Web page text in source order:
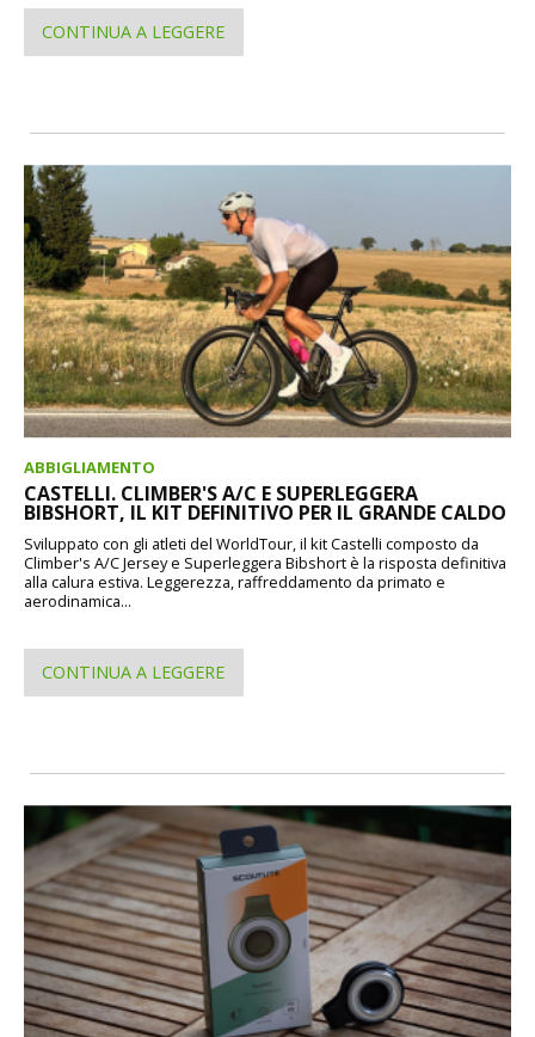
CONTINUA A LEGGERE
ABBIGLIAMENTO
CASTELLI. CLIMBER'S A/C E SUPERLEGGERA
BIBSHORT, IL KIT DEFINITIVO PER IL GRANDE CALDO
Sviluppato con gli atleti del WorldTour, il kit Castelli composto da
Climber's A/C Jersey e Superleggera Bibshort è la risposta definitiva
alla calura estiva. Leggerezza, raffreddamento da primato e
aerodinamica...
CONTINUA A LEGGERE